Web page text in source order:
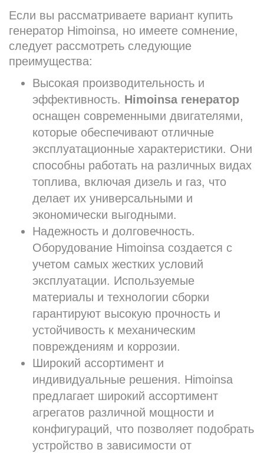
Если вы рассматриваете вариант купить
генератор Himoinsa, но имеете сомнение,
следует рассмотреть следующие
преимущества:
Высокая производительность и
эффективность. Himoinsa генератор
оснащен современными двигателями,
которые обеспечивают отличные
эксплуатационные характеристики. Они
способны работать на различных видах
топлива, включая дизель и газ, что
делает их универсальными и
экономически выгодными.
Надежность и долговечность.
Оборудование Himoinsa создается с
учетом самых жестких условий
эксплуатации. Используемые
материалы и технологии сборки
гарантируют высокую прочность и
устойчивость к механическим
повреждениям и коррозии.
Широкий ассортимент и
индивидуальные решения. Himoinsa
предлагает широкий ассортимент
агрегатов различной мощности и
конфигураций, что позволяет подобрать
устройство в зависимости от